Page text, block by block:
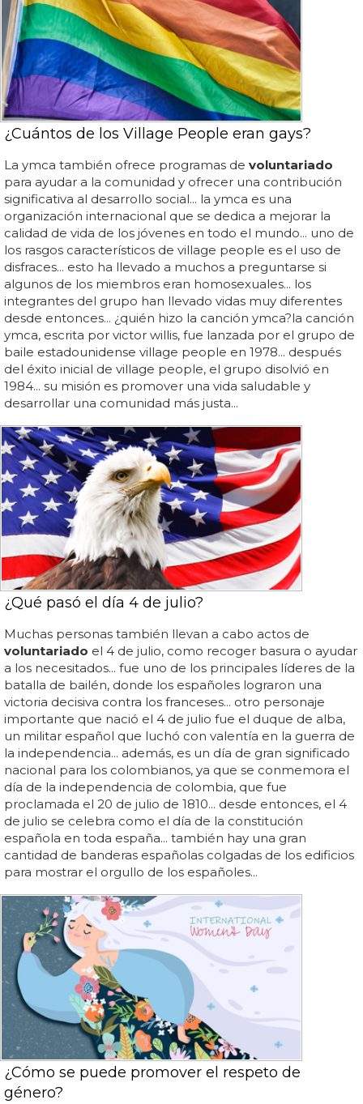
¿Cuántos de los Village People eran gays?
La ymca también ofrece programas de voluntariado
para ayudar a la comunidad y ofrecer una contribución
significativa al desarrollo social... la ymca es una
organización internacional que se dedica a mejorar la
calidad de vida de los jóvenes en todo el mundo... uno de
los rasgos característicos de village people es el uso de
disfraces... esto ha llevado a muchos a preguntarse si
algunos de los miembros eran homosexuales... los
integrantes del grupo han llevado vidas muy diferentes
desde entonces... ¿quién hizo la canción ymca?la canción
ymca, escrita por victor willis, fue lanzada por el grupo de
baile estadounidense village people en 1978... después
del éxito inicial de village people, el grupo disolvió en
1984... su misión es promover una vida saludable y
desarrollar una comunidad más justa...
¿Qué pasó el día 4 de julio?
Muchas personas también llevan a cabo actos de
voluntariado el 4 de julio, como recoger basura o ayudar
a los necesitados... fue uno de los principales líderes de la
batalla de bailén, donde los españoles lograron una
victoria decisiva contra los franceses... otro personaje
importante que nació el 4 de julio fue el duque de alba,
un militar español que luchó con valentía en la guerra de
la independencia... además, es un día de gran significado
nacional para los colombianos, ya que se conmemora el
día de la independencia de colombia, que fue
proclamada el 20 de julio de 1810... desde entonces, el 4
de julio se celebra como el día de la constitución
española en toda españa... también hay una gran
cantidad de banderas españolas colgadas de los edificios
para mostrar el orgullo de los españoles...
¿Cómo se puede promover el respeto de
género?